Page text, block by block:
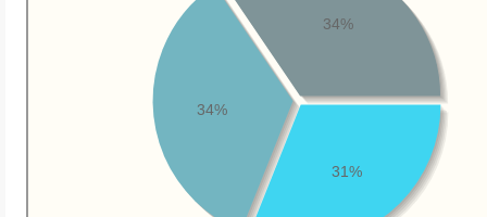
31%
34%
34%